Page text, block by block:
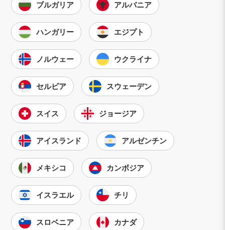
ブルガリア アルバニア
ハンガリー エジプト
ノルウェー ウクライナ
セルビア スウェーデン
スイス ジョージア
アイスランド アルゼンチン
メキシコ カンボジア
イスラエル チリ
スロベニア カナダ